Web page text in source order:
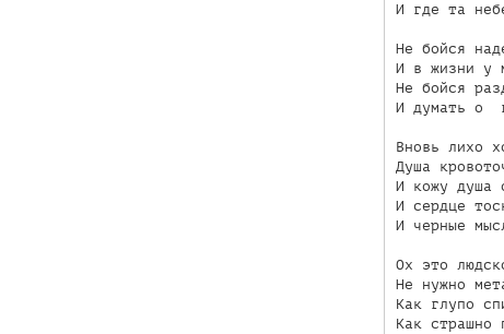
И где та
Не бойся
И в жизни у
Не бойся
И думать о
Вновь лихо
Душа
И кожу душа
И сердце
И черные
Ох это
Не нужно
Как глупо
Как страшно